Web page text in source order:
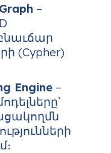
–
(Cypher)
Engine –